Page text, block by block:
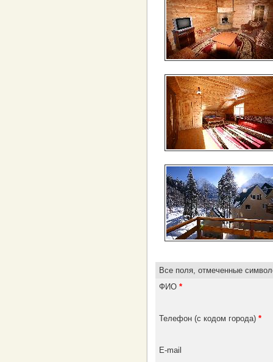
Все поля, отмеченные
ФИО *
Телефон (с кодом города) *
E-mail